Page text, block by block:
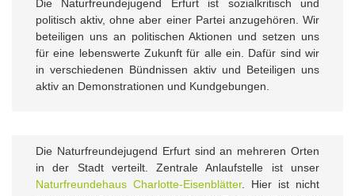
Die Naturfreundejugend Erfurt ist sozialkritisch und
politisch aktiv, ohne aber einer Partei anzugehören. Wir
beteiligen uns an politischen Aktionen und setzen uns
für eine lebenswerte Zukunft für alle ein. Dafür sind wir
in verschiedenen Bündnissen aktiv und Beteiligen uns
aktiv an Demonstrationen und Kundgebungen.
Die Naturfreundejugend Erfurt sind an mehreren Orten
in der Stadt verteilt. Zentrale Anlaufstelle ist unser
Naturfreundehaus Charlotte-Eisenblätter. Hier ist nicht